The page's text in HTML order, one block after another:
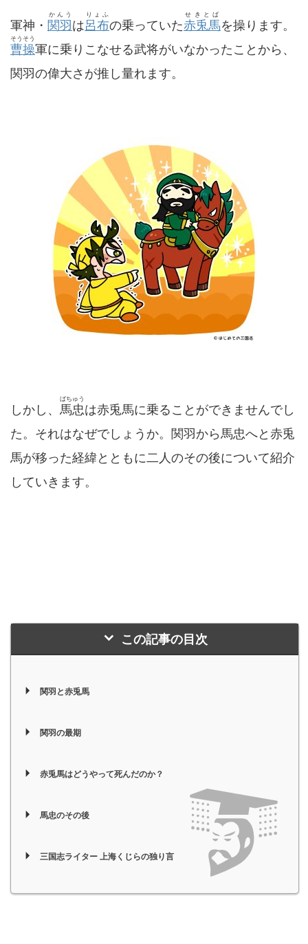
軍神・ 関羽
かんう
は呂布
りょふ
の乗っていた赤兎馬
せきとば
を操ります。
曹操
そうそう
軍に乗りこなせる武将がいなかったことから、
関羽の偉大さが推し量れます。
しかし、 馬忠
ばちゅう
は赤兎馬に乗ることができませんでし
た。それはなぜでしょうか。関羽から馬忠へと赤兎
馬が移った経緯とともに二人のその後について紹介
していきます。
この記事の目次
関羽と赤兎馬
関羽の最期
赤兎馬はどうやって死んだのか？
馬忠のその後
三国志ライター 上海くじらの独り言